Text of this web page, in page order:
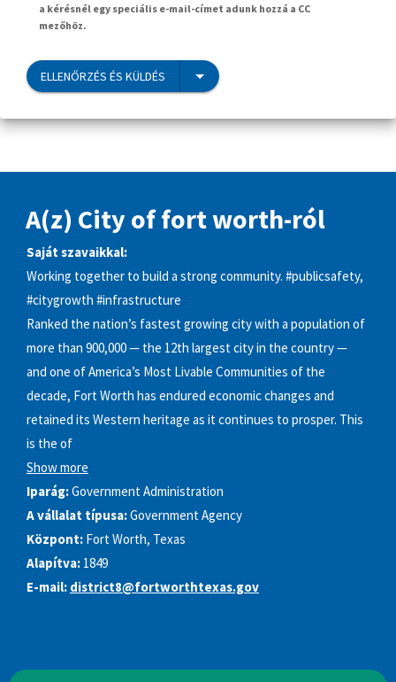
a kérésnél egy speciális e-mail-címet adunk hozzá a CC
mezőhöz.
ELLENŐRZÉS ÉS KÜLDÉS
A(z) City of fort worth-ról
Saját szavaikkal:
Working together to build a strong community. #publicsafety,
#citygrowth #infrastructure
Ranked the nation’s fastest growing city with a population of
more than 900,000 — the 12th largest city in the country —
and one of America’s Most Livable Communities of the
decade, Fort Worth has endured economic changes and
retained its Western heritage as it continues to prosper. This
is the of
Show more
Iparág:Government Administration
A vállalat típusa:Government Agency
Központ: Fort Worth, Texas
Alapítva: 1849
E-mail: district8@fortworthtexas.gov